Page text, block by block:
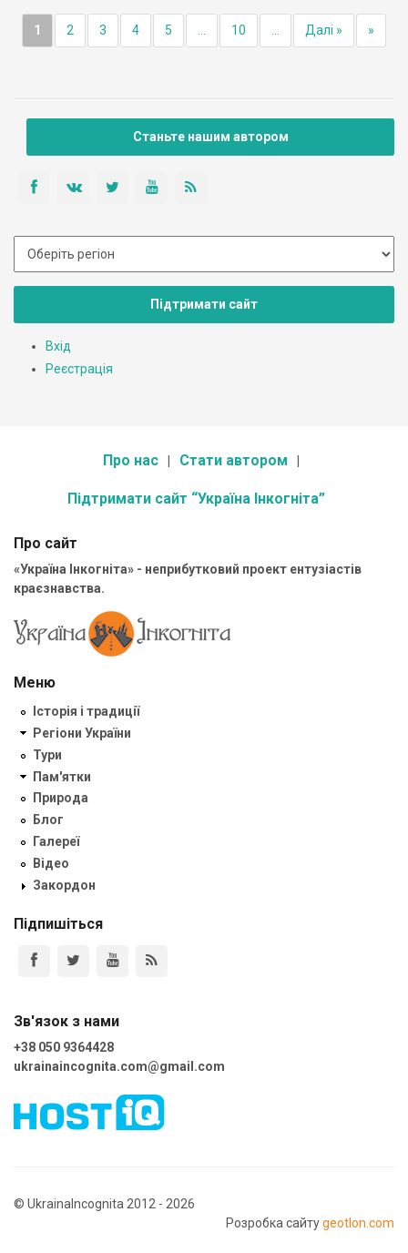
1 2 3 4 5 10 Далі » »
Станьте нашим автором
Підтримати сайт
Вхід
Реєстрація
Про нас Стати автором
Підтримати сайт “Україна Інкогніта”
Про сайт
«Україна Інкогніта» - неприбутковий проект ентузіастів
краєзнавства.
Меню
Історія і традиції
Регіони України
Тури
Пам'ятки
Природа
Блог
Галереї
Відео
Закордон
Підпишіться
Зв'язок з нами
+38 050 9364428
ukrainaincognita.com@gmail.com
© UkrainaIncognita 2012 - 2026
Розробка сайтуgeotlon.com